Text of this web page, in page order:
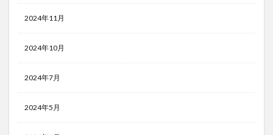
2024年11月
2024年10月
2024年7月
2024年5月